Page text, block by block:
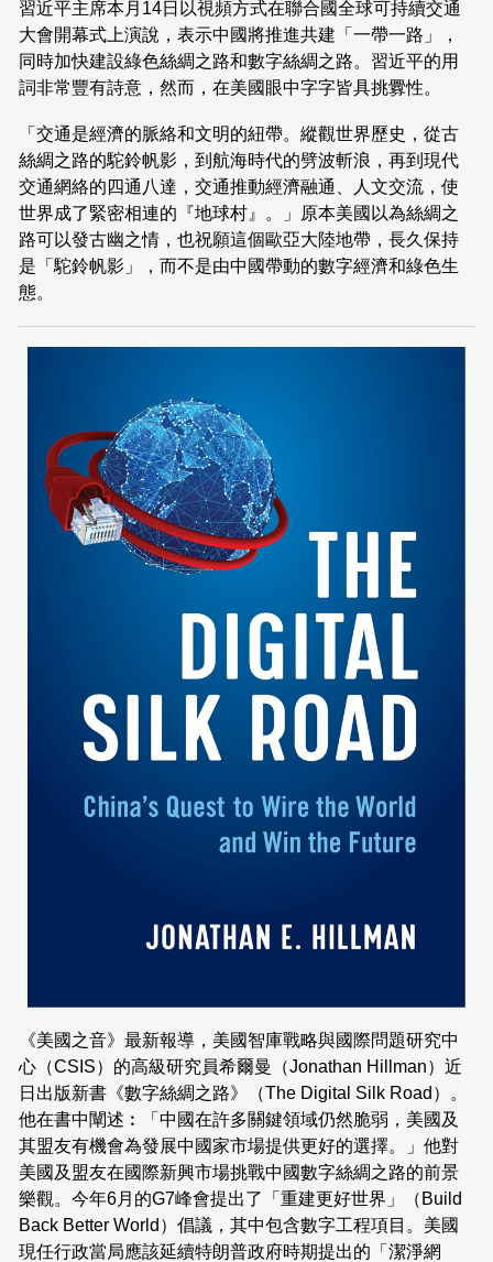
習近平主席本月14日以視頻方式在聯合國全球可持續交通
大會開幕式上演說，表示中國將推進共建「一帶一路」，
同時加快建設綠色絲綢之路和數字絲綢之路。習近平的用
詞非常豐有詩意，然而，在美國眼中字字皆具挑釁性。
「交通是經濟的脈絡和文明的紐帶。縱觀世界歷史，從古
絲綢之路的駝鈴帆影，到航海時代的劈波斬浪，再到現代
交通網絡的四通八達，交通推動經濟融通、人文交流，使
世界成了緊密相連的『地球村』。」原本美國以為絲綢之
路可以發古幽之情，也祝願這個歐亞大陸地帶，長久保持
是「駝鈴帆影」，而不是由中國帶動的數字經濟和綠色生
態。
《美國之音》最新報導，美國智庫戰略與國際問題研究中
心（CSIS）的高級研究員希爾曼（Jonathan Hillman）近
日出版新書《數字絲綢之路》（The Digital Silk Road）。
他在書中闡述︰「中國在許多關鍵領域仍然脆弱，美國及
其盟友有機會為發展中國家市場提供更好的選擇。」他對
美國及盟友在國際新興市場挑戰中國數字絲綢之路的前景
樂觀。今年6月的G7峰會提出了「重建更好世界」（Build
Back Better World）倡議，其中包含數字工程項目。美國
現任行政當局應該延續特朗普政府時期提出的「潔淨網